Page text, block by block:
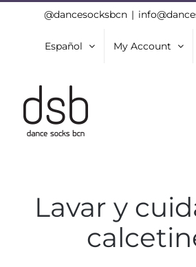
@dancesocksbcn |
Español My Account
Lavar y